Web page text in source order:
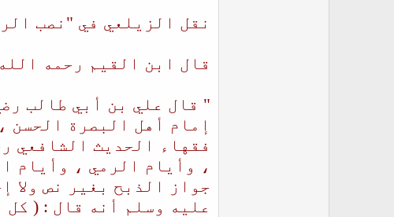
نقل الزيلعي في "نصب الراية" (2/221) عن ابن
قال ابن القيم رحمه الله
" قال علي بن أبي طالب
إمام أهل البصرة الحسن
فقهاء الحديث الشافعي
، وأيام الرمي ، وأيام
جواز الذبح بغير نص ولا
عليه وسلم أنه قال : (